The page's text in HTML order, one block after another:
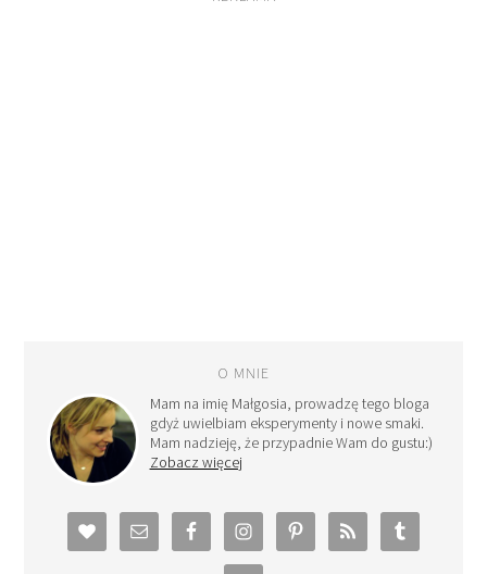
O MNIE
Mam na imię Małgosia, prowadzę tego bloga
gdyż uwielbiam eksperymenty i nowe smaki.
Mam nadzieję, że przypadnie Wam do gustu:)
Zobacz więcej